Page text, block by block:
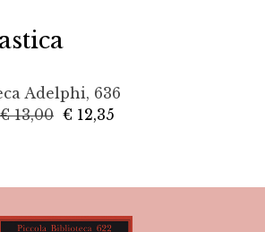
Adelphi, 636
€ 13,00 € 12,35